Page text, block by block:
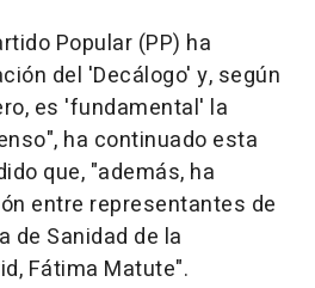
Popular (PP) ha
del 'Decálogo' y, según
es 'fundamental' la
ha continuado esta
que, "además, ha
entre representantes de
de Sanidad de la
Fátima Matute".